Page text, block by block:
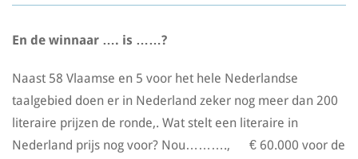
En de winnaar …. is ……?
Naast 58 Vlaamse en 5 voor het hele Nederlandse
taalgebied doen er in Nederland zeker nog meer dan 200
literaire prijzen de ronde,. Wat stelt een literaire in
Nederland prijs nog voor? Nou………., € 60.000 voor de